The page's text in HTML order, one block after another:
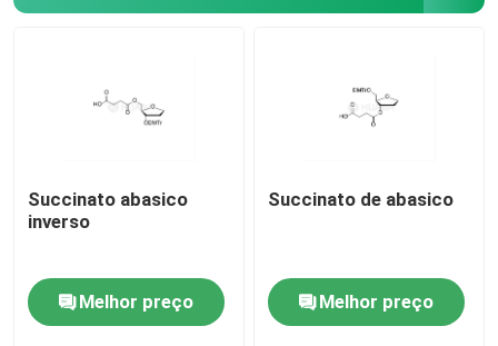
Succinato abasico
inverso
Melhor preço
Succinato de abasico
Melhor preço